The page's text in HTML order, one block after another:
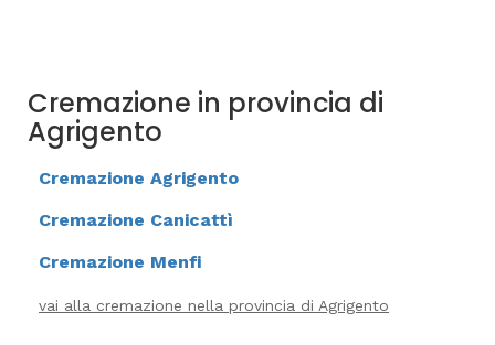
Cremazione in provincia di
Agrigento
Cremazione Agrigento
Cremazione Canicattì
Cremazione Menfi
vai alla cremazione nella provincia di Agrigento